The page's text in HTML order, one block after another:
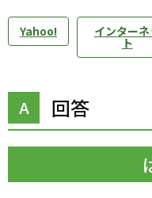
Yahoo! インターネ
ト
回答